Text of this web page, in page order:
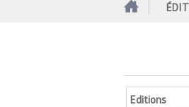
Editions